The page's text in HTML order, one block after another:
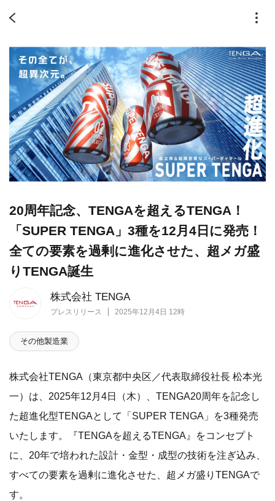
株式会社 TENGA
プレスリリース 2025年12月4日 12時
20周年記念、TENGAを超えるTENGA！
「SUPER TENGA」3種を12月4日に発売！
全ての要素を過剰に進化させた、超メガ盛
りTENGA誕生
その他製造業
株式会社TENGA（東京都中央区／代表取締役社長 松本光
一）は、2025年12月4日（木）、TENGA20周年を記念し
た超進化型TENGAとして「SUPER TENGA」を3種発売
いたします。『TENGAを超えるTENGA』をコンセプト
に、20年で培われた設計・金型・成型の技術を注ぎ込み、
すべての要素を過剰に進化させた、超メガ盛りTENGAで
す。